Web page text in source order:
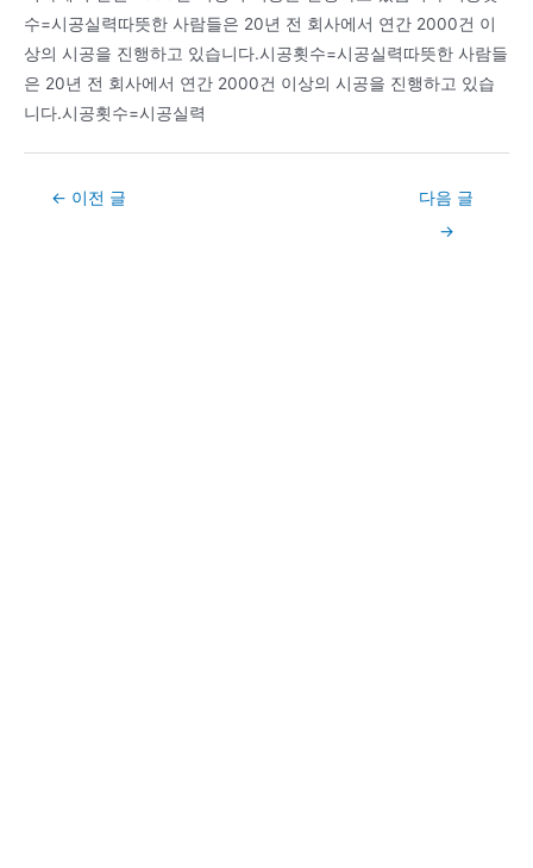
수=시공실력따뜻한 사람들은 20년 전 회사에서 연간 2000건 이
상의 시공을 진행하고 있습니다.시공횟수=시공실력따뜻한 사람들
은 20년 전 회사에서 연간 2000건 이상의 시공을 진행하고 있습
니다.시공횟수=시공실력
Post← 이전 글
다음 글
→